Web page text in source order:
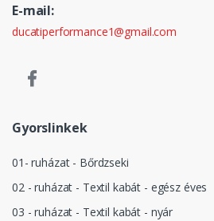
E-mail:
ducatiperformance1@gmail.com
Gyorslinkek
01- ruházat - Bőrdzseki
02 - ruházat - Textil kabát - egész éves
03 - ruházat - Textil kabát - nyár